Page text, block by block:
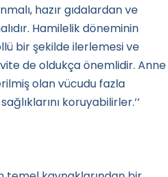
hazır gıdalardan ve
Hamilelik döneminin
bir şekilde ilerlemesi ve
de oldukça önemlidir. Anne
olan vücudu fazla
koruyabilirler.’’